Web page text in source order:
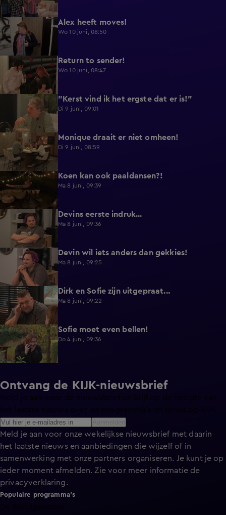
0:43 Alex heeft moves!
Wo 10 juni, 08:50
0:36 Return to sender!
Wo 10 juni, 08:47
"Kerst vind ik het ergste dat er is!"
Di 9 juni, 09:01
0:29 Monique draait er niet omheen!
Di 9 juni, 08:59
0:38 Koen kan ook paaldansen?!
Ma 8 juni, 09:39
0:30 Devins eerste indruk...
Ma 8 juni, 09:36
0:25 Devin wil iets anders dan gekkies!
Ma 8 juni, 09:25
0:26 Dirk en Sofie zijn uitgepraat...
Ma 8 juni, 09:22
1:13 Sofie moet even bellen!
Do 4 juni, 09:36
Ontvang de KIJK-nieuwsbrief
Meld je aan voor onze wekelijkse nieuwsbrief met daarin
het laatste nieuws en aanbiedingen die wijzelf of in
samenwerking met onze partners organiseren. Je kunt je op
ieder moment afmelden. Zie voor meer informatie de
privacyverklaring.
Populaire programma's